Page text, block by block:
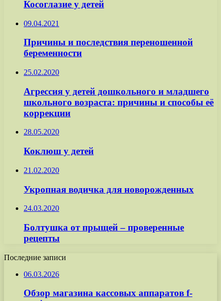
Косоглазие у детей
09.04.2021
Причины и последствия переношенной
беременности
25.02.2020
Агрессия у детей дошкольного и младшего
школьного возраста: причины и способы её
коррекции
28.05.2020
Коклюш у детей
21.02.2020
Укропная водичка для новорожденных
24.03.2020
Болтушка от прыщей – проверенные
рецепты
Последние записи
06.03.2026
Обзор магазина кассовых аппаратов f-